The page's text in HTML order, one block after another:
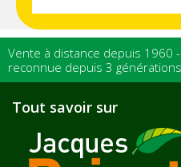
Vente à distance depuis 1960
reconnue depuis 3 générations
Tout savoir sur